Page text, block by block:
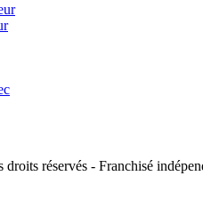
réservés - Franchisé